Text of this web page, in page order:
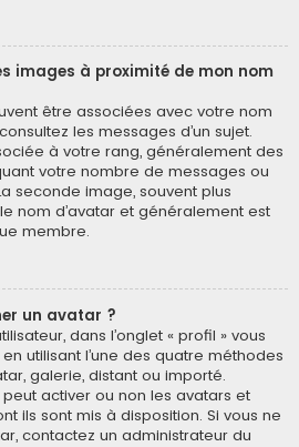
images à proximité de mon nom
être associées avec votre nom
les messages d’un sujet.
à votre rang, généralement des
votre nombre de messages ou
seconde image, souvent plus
nom d’avatar et généralement est
membre.
un avatar ?
dans l’onglet « profil » vous
utilisant l’une des quatre méthodes
galerie, distant ou importé.
peut activer ou non les avatars et
ils sont mis à disposition. Si vous ne
contactez un administrateur du